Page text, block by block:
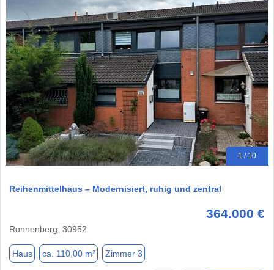
1 / 10
Reihenmittelhaus – Modernisiert, ruhig und zentral
364.000 €
Ronnenberg, 30952
Haus ca. 110,00 m² Zimmer 3